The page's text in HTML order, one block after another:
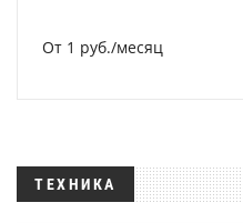
От 1 руб./месяц
ТЕХНИКА